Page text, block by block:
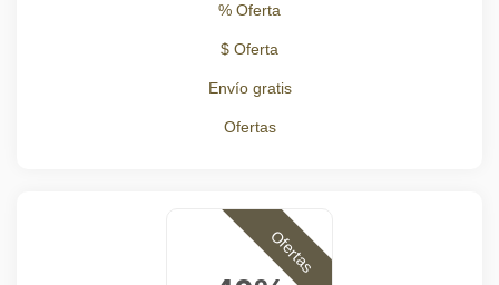
% Oferta
$ Oferta
Envío gratis
Ofertas
Ofertas